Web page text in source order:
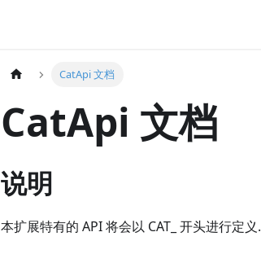
CatApi 文档
CatApi 文档
说明
本扩展特有的 API 将会以 CAT_ 开头进行定义.